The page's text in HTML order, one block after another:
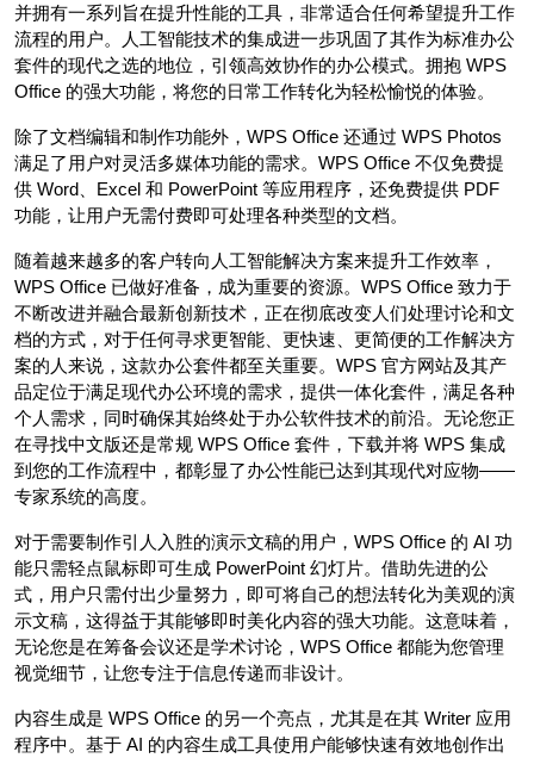
并拥有一系列旨在提升性能的工具，非常适合任何希望提升工作
流程的用户。人工智能技术的集成进一步巩固了其作为标准办公
套件的现代之选的地位，引领高效协作的办公模式。拥抱 WPS
Office 的强大功能，将您的日常工作转化为轻松愉悦的体验。
除了文档编辑和制作功能外，WPS Office 还通过 WPS Photos
满足了用户对灵活多媒体功能的需求。WPS Office 不仅免费提
供 Word、Excel 和 PowerPoint 等应用程序，还免费提供 PDF
功能，让用户无需付费即可处理各种类型的文档。
随着越来越多的客户转向人工智能解决方案来提升工作效率，
WPS Office 已做好准备，成为重要的资源。WPS Office 致力于
不断改进并融合最新创新技术，正在彻底改变人们处理讨论和文
档的方式，对于任何寻求更智能、更快速、更简便的工作解决方
案的人来说，这款办公套件都至关重要。WPS 官方网站及其产
品定位于满足现代办公环境的需求，提供一体化套件，满足各种
个人需求，同时确保其始终处于办公软件技术的前沿。无论您正
在寻找中文版还是常规 WPS Office 套件，下载并将 WPS 集成
到您的工作流程中，都彰显了办公性能已达到其现代对应物——
专家系统的高度。
对于需要制作引人入胜的演示文稿的用户，WPS Office 的 AI 功
能只需轻点鼠标即可生成 PowerPoint 幻灯片。借助先进的公
式，用户只需付出少量努力，即可将自己的想法转化为美观的演
示文稿，这得益于其能够即时美化内容的强大功能。这意味着，
无论您是在筹备会议还是学术讨论，WPS Office 都能为您管理
视觉细节，让您专注于信息传递而非设计。
内容生成是 WPS Office 的另一个亮点，尤其是在其 Writer 应用
程序中。基于 AI 的内容生成工具使用户能够快速有效地创作出